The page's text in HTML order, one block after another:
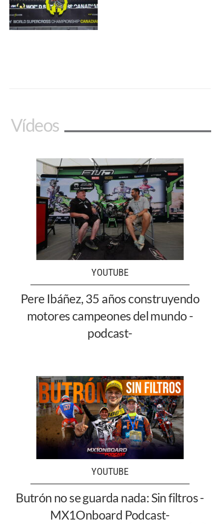
Vídeos
YOUTUBE
Pere Ibáñez, 35 años construyendo
motores campeones del mundo -
podcast-
YOUTUBE
Butrón no se guarda nada: Sin filtros -
MX1Onboard Podcast-